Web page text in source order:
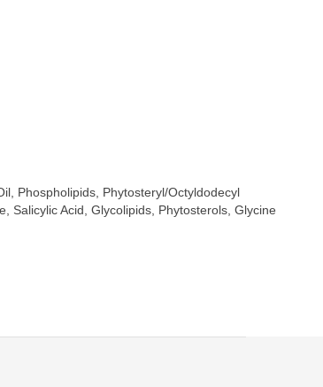
Phospholipids, Phytosteryl/Octyldodecyl
Salicylic Acid, Glycolipids, Phytosterols, Glycine